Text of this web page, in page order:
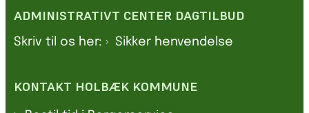
ADMINISTRATIVT CENTER DAGTILBUD
Skriv til os her: Sikker henvendelse
KONTAKT HOLBÆK KOMMUNE